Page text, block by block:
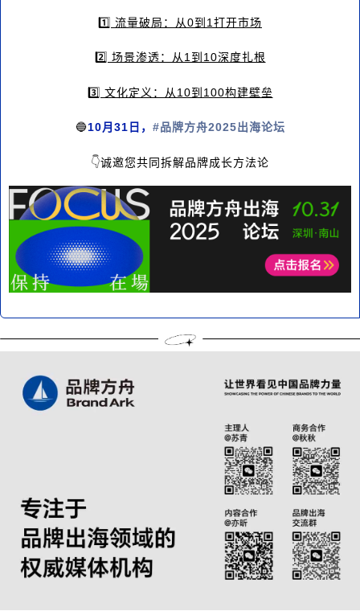
1️⃣ 流量破局：从0到1打开市场
2️⃣ 场景渗透：从1到10深度扎根
3️⃣ 文化定义：从10到100构建壁垒
🔵10月31日， #品牌方舟2025出海论坛
👇诚邀您共同拆解品牌成长方法论